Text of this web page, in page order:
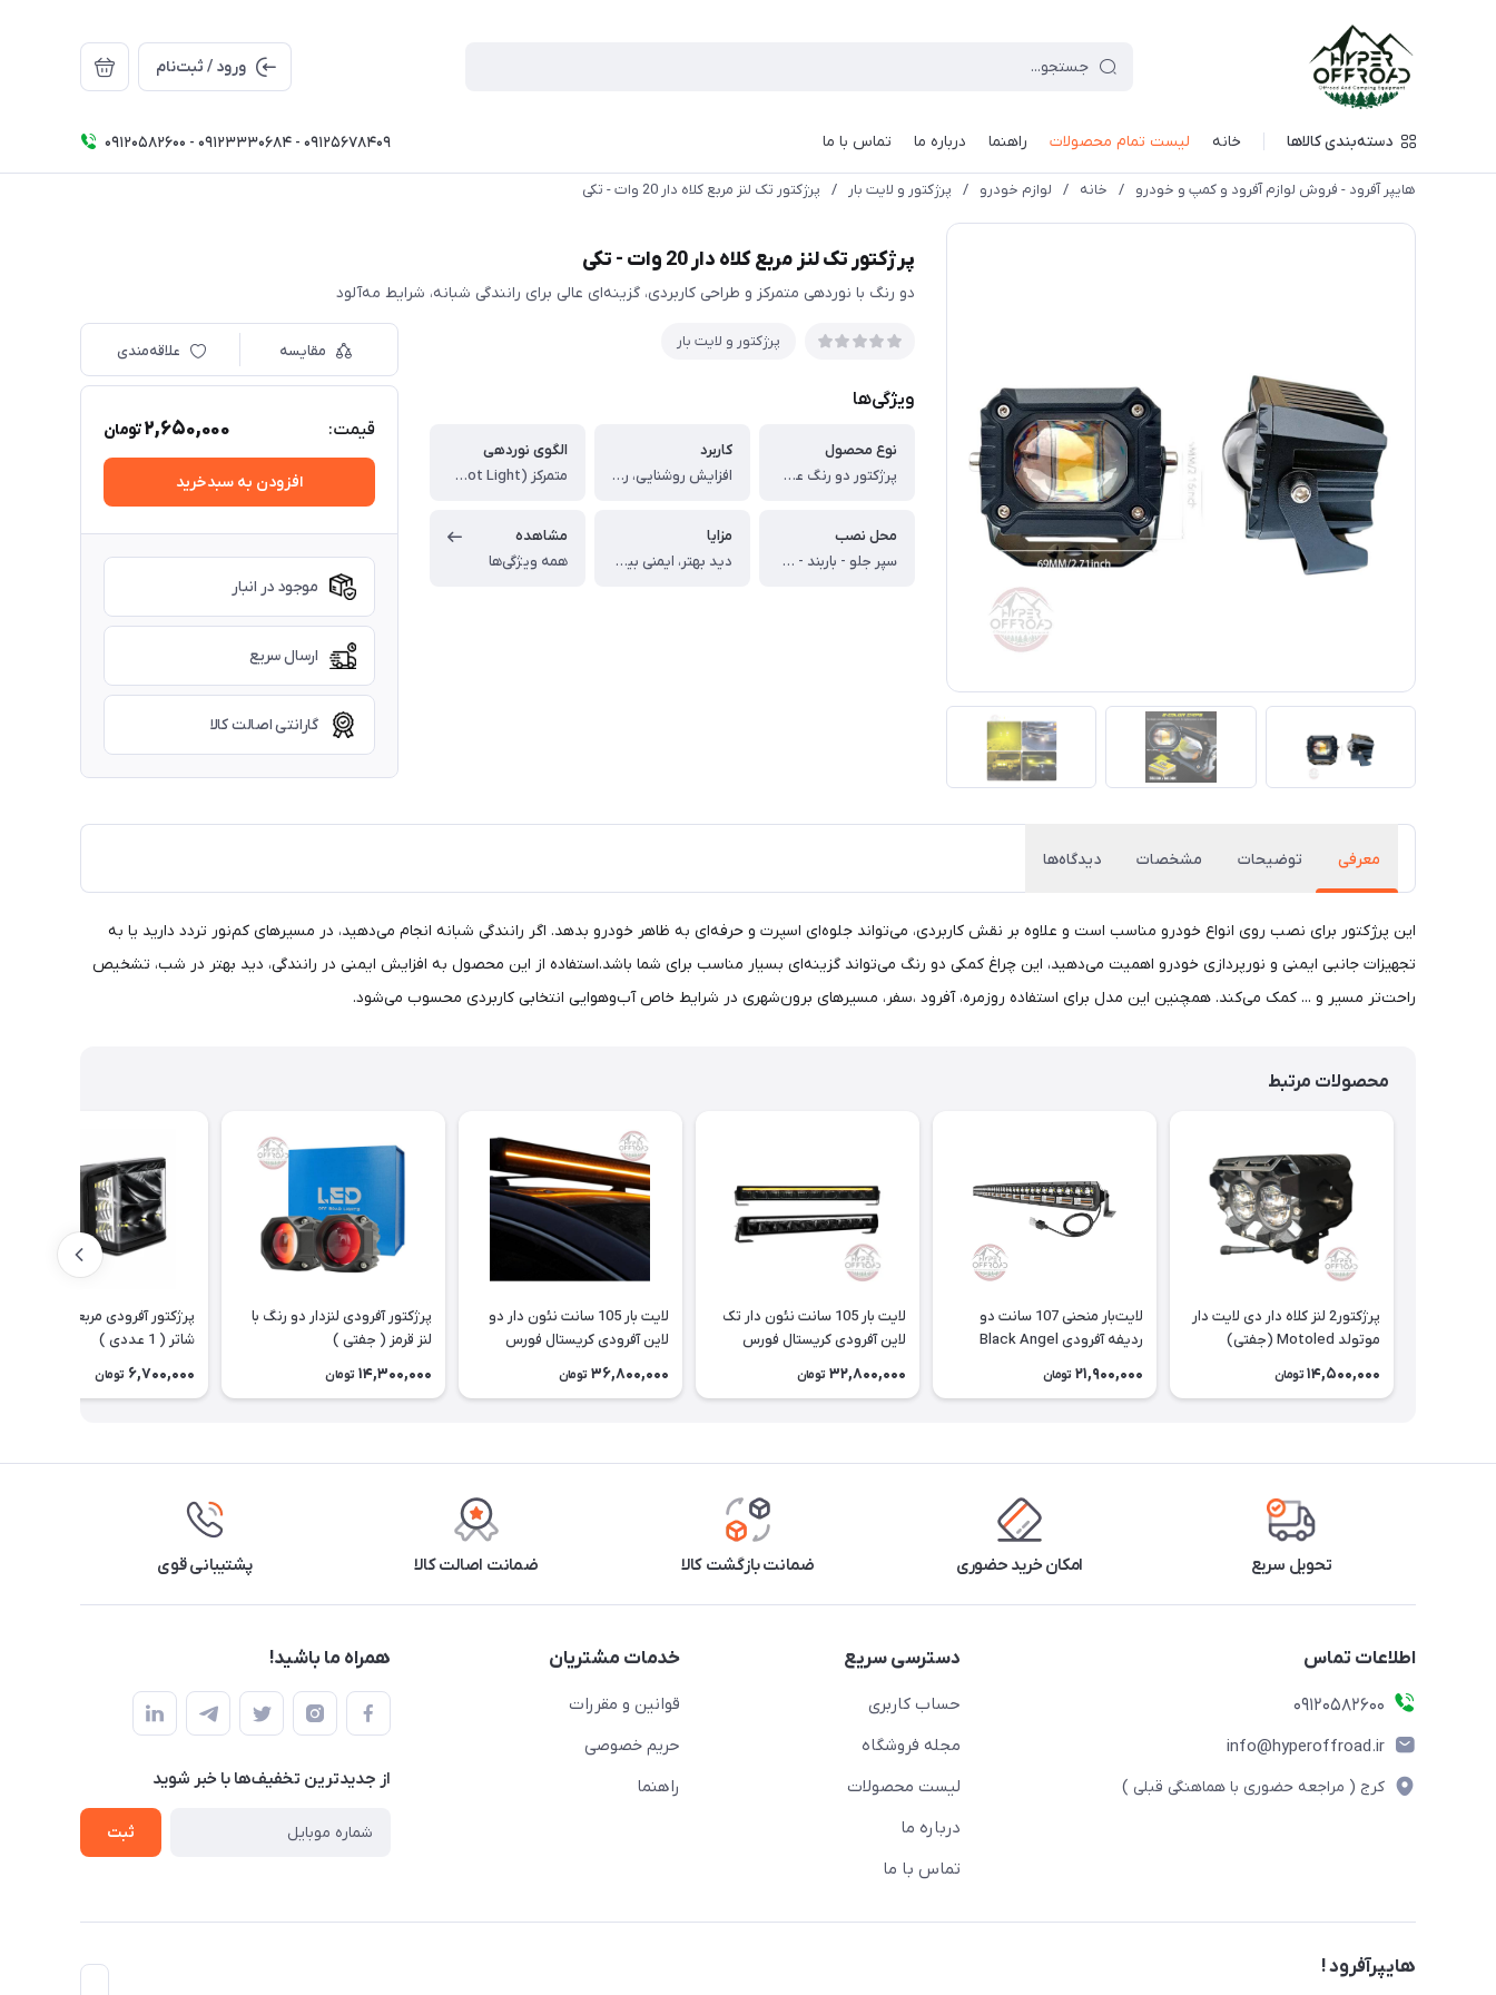
ورود / ثبت‌نام
دسته‌بندی کالاها خانه لیست تمام محصولات راهنما درباره ما تماس با ما 09120582600 - 09123330684 - 09125678409
هایپر آفرود - فروش لوازم آفرود و کمپ و خودرو / خانه / لوازم خودرو / پرژکتور و لایت بار / پرژکتور تک لنز مربع کلاه دار 20 وات - تکی
پرژکتور تک لنز مربع کلاه دار 20 وات - تکی
دو رنگ با نوردهی متمرکز و طراحی کاربردی، گزینه‌ای عالی برای رانندگی شبانه، شرایط مه‌آلود
پرژکتور و لایت بار
ویژگی‌ها
نوع محصول
پرژکتور دو رنگ عدسی دار
کاربرد
افزایش روشنایی، رانندگی شبانه، دید بهتر در مه و باران
الگوی نوردهی
متمرکز (Spot Light)
محل نصب
سپر جلو - باربند - گارد جلو
مزایا
دید بهتر، ایمنی بیشتر، ظاهر اسپرت
مشاهده
همه ویژگی‌ها
مقایسه علاقه‌مندی
قیمت: 2,650,000تومان
افزودن به سبدخرید
موجود در انبار
ارسال سریع
گارانتی اصالت کالا
معرفی توضیحات مشخصات دیدگاه‌ها
این پرژکتور برای نصب روی انواع خودرو مناسب است و علاوه بر نقش کاربردی، می‌تواند جلوه‌ای اسپرت و حرفه‌ای به ظاهر خودرو بدهد. اگر رانندگی شبانه انجام می‌دهید، در مسیرهای کم‌نور تردد دارید یا به
تجهیزات جانبی ایمنی و نورپردازی خودرو اهمیت می‌دهید، این چراغ کمکی دو رنگ می‌تواند گزینه‌ای بسیار مناسب برای شما باشد.استفاده از این محصول به افزایش ایمنی در رانندگی، دید بهتر در شب، تشخیص
راحت‌تر مسیر و ... کمک می‌کند. همچنین این مدل برای استفاده روزمره، آفرود ،سفر، مسیرهای برون‌شهری در شرایط خاص آب‌وهوایی انتخابی کاربردی محسوب می‌شود.
محصولات مرتبط
پرژکتور2 لنز کلاه دار دی لایت دار
موتولد Motoled (جفتی)
14,500,000 تومان
لایت‌بار منحنی 107 سانت دو
ردیفه آفرودی Black Angel
21,900,000 تومان
لایت بار 105 سانت نئون دار تک
لاین آفرودی کریستال فورس
32,800,000 تومان
لایت بار 105 سانت نئون دار دو
لاین آفرودی کریستال فورس
36,800,000 تومان
پرژکتور آفرودی لنزدار دو رنگ با
لنز قرمز ( جفتی )
14,300,000 تومان
پرژکتور آفرودی مربعی مدل ساید
شاتر ( 1 عددی )
6,700,000 تومان
تحویل سریع امکان خرید حضوری ضمانت بازگشت کالا ضمانت اصالت کالا پشتیبانی قوی
اطلاعات تماس
09120582600
info@hyperoffroad.ir
کرج ( مراجعه حضوری با هماهنگی قبلی )
دسترسی سریع
حساب کاربری
مجله فروشگاه
لیست محصولات
درباره ما
تماس با ما
خدمات مشتریان
قوانین و مقررات
حریم خصوصی
راهنما
همراه ما باشید!
از جدید‌ترین تخفیف‌ها با‌ خبر شوید
ثبت
هایپرآفرود !